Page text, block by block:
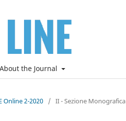
About the Journal
Online 2-2020 / II - Sezione Monografica